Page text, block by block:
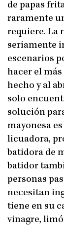
de papas
raramente
requiere. La
seriamente
escenarios
hacer el
hecho y al
solo
solución
mayonesa
licuadora,
batidora de
batidor
personas
necesitan
tiene en su
vinagre,